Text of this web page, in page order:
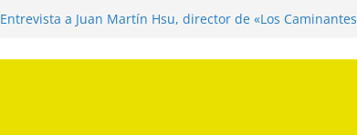
Entrevista a Juan Martín Hsu, director de «Los Caminantes